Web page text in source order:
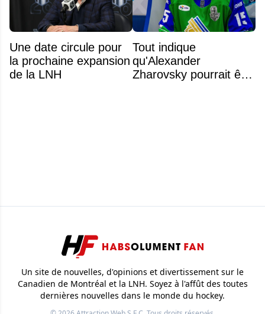
Une date circule pour
la prochaine expansion
de la LNH
Tout indique
qu'Alexander
Zharovsky pourrait être
Un site de nouvelles, d'opinions et divertissement sur le
Canadien de Montréal et la LNH. Soyez à l'affût des toutes
dernières nouvelles dans le monde du hockey.